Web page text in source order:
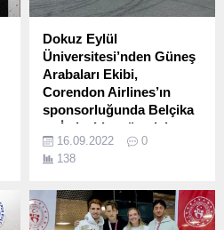
Dokuz Eylül
Üniversitesi’nden Güneş
Arabaları Ekibi,
Corendon Airlines’ın
sponsorluğunda Belçika
ve İtalya’da mücadele
edecek
Türkiye'nin ilk güneş enerjili
2003 yılından bu yana yurt
içinde ve yurt dışında
16.09.2022
0
138